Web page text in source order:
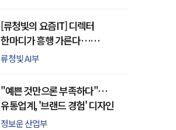
[류청빛의 요즘IT] 디렉터
한마디가 흥행 가른다…
게임사들 소통 강화 이유
류청빛 AI부
"예쁜 것만으론 부족하다"…
유통업계, '브랜드 경험' 디자인
정보운 산업부